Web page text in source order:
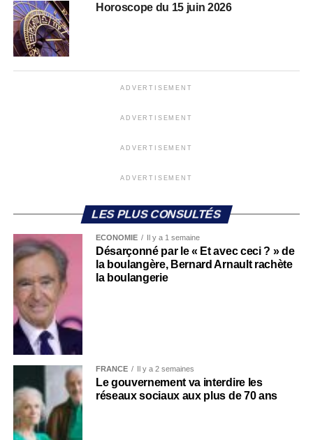
Horoscope du 15 juin 2026
ADVERTISEMENT
ADVERTISEMENT
ADVERTISEMENT
ADVERTISEMENT
LES PLUS CONSULTÉS
ECONOMIE Il y a 1 semaine
Désarçonné par le « Et avec ceci ? » de
la boulangère, Bernard Arnault rachète
la boulangerie
FRANCE Il y a 2 semaines
Le gouvernement va interdire les
réseaux sociaux aux plus de 70 ans